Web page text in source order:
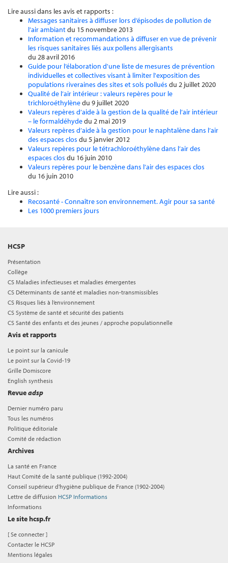
Lire aussi dans les avis et rapports :
Messages sanitaires à diffuser lors d’épisodes de pollution de
l’air ambiantdu 15 novembre 2013
Information et recommandations à diffuser en vue de prévenir
les risques sanitaires liés aux pollens allergisants
du 28 avril 2016
Guide pour l’élaboration d'une liste de mesures de prévention
individuelles et collectives visant à limiter l'exposition des
populations riveraines des sites et sols pollués du 2 juillet 2020
Qualité de l’air intérieur : valeurs repères pour le
trichloroéthylènedu 9 juillet 2020
Valeurs repères d’aide à la gestion de la qualité de l’air intérieur
– le formaldéhydedu 2 mai 2019
Valeurs repères d’aide à la gestion pour le naphtalène dans l’air
des espaces clos du 5 janvier 2012
Valeurs repères pour le tétrachloroéthylène dans l’air des
espaces clos du 16 juin 2010
Valeurs repères pour le benzène dans l’air des espaces clos
du 16 juin 2010
Lire aussi :
Recosanté - Connaître son environnement. Agir pour sa santé
Les 1000 premiers jours
HCSP
Présentation
Collège
CS Maladies infectieuses et maladies émergentes
CS Déterminants de santé et maladies non-transmissibles
CS Risques liés à l’environnement
CS Système de santé et sécurité des patients
CS Santé des enfants et des jeunes / approche populationnelle
Avis et rapports
Le point sur la canicule
Le point sur la Covid-19
Grille Domiscore
English synthesis
Revueadsp
Dernier numéro paru
Tous les numéros
Politique éditoriale
Comité de rédaction
Archives
La santé en France
Haut Comité de la santé publique (1992-2004)
Conseil supérieur d'hygiène publique de France (1902-2004)
Lettre de diffusion HCSP Informations
Informations
Le site hcsp.fr
[Se connecter ]
Contacter le HCSP
Mentions légales